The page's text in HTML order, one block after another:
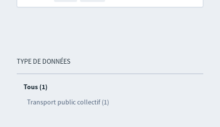
TYPE DE DONNÉES
Tous (1)
Transport public collectif (1)